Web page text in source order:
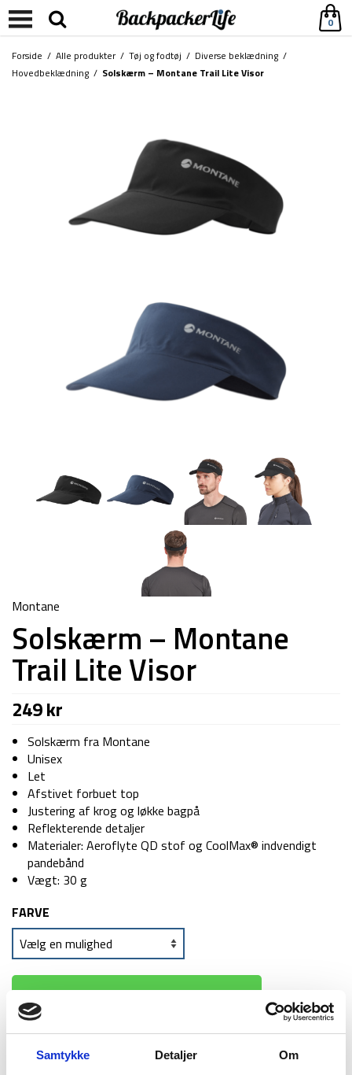
Samtykke Detaljer Om
0
Forside / Alle produkter/ Tøj og fodtøj / Diverse beklædning /
Hovedbeklædning / Solskærm – Montane Trail Lite Visor
Montane
Solskærm – Montane
Trail Lite Visor
249kr
Solskærm fra Montane
Unisex
Let
Afstivet forbuet top
Justering af krog og løkke bagpå
Reflekterende detaljer
Materialer: Aeroflyte QD stof og CoolMax® indvendigt
pandebånd
Vægt: 30 g
FARVE
TILFØJ TIL KURV
1-2 dages
Fri fragt over
100 dages